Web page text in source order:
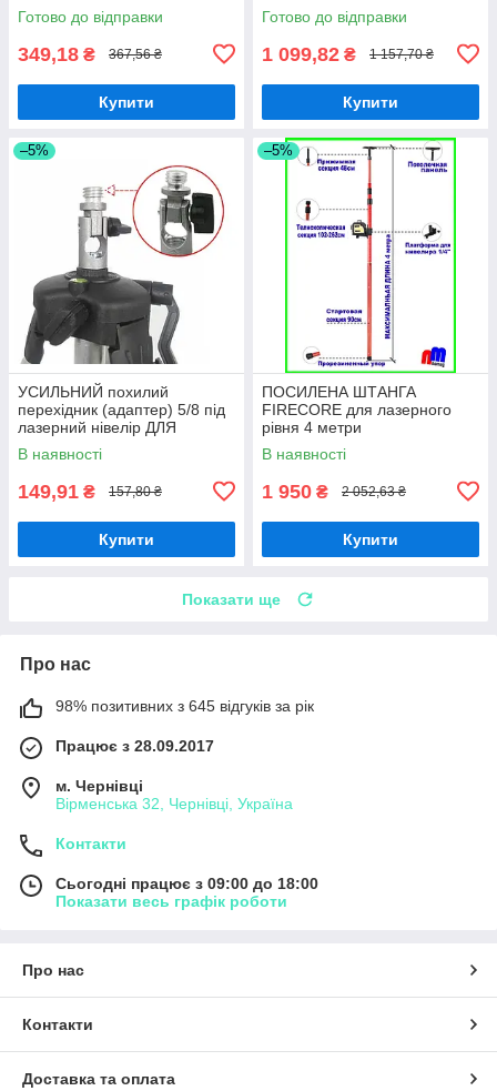
Готово до відправки
349,18 ₴ 367,56 ₴
Купити
Готово до відправки
1 099,82 ₴ 1 157,70 ₴
Купити
–5%
УСИЛЬНИЙ похилий
перехідник (адаптер) 5/8 під
лазерний нівелір ДЛЯ
РОБОТИ ПІД УГЛОМ
В наявності
149,91 ₴ 157,80 ₴
Купити
–5%
ПОСИЛЕНА ШТАНГА
FIRECORE для лазерного
рівня 4 метри
В наявності
1 950 ₴ 2 052,63 ₴
Купити
Показати ще
Про нас
98% позитивних з 645 відгуків за рік
Працює з 28.09.2017
м. Чернівці
Вірменська 32, Чернівці, Україна
Контакти
Сьогодні працює з 09:00 до 18:00
Показати весь графік роботи
Про нас
Контакти
Доставка та оплата